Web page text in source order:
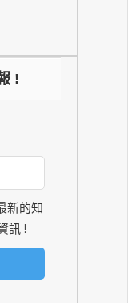
!
新的知
訊 !